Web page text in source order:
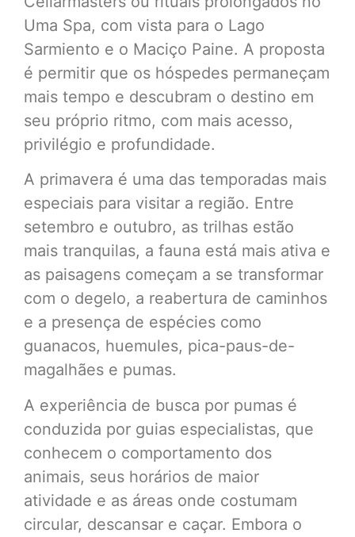
Uma Spa, com vista para o Lago
Sarmiento e o Maciço Paine. A proposta
é permitir que os hóspedes permaneçam
mais tempo e descubram o destino em
seu próprio ritmo, com mais acesso,
privilégio e profundidade.
A primavera é uma das temporadas mais
especiais para visitar a região. Entre
setembro e outubro, as trilhas estão
mais tranquilas, a fauna está mais ativa e
as paisagens começam a se transformar
com o degelo, a reabertura de caminhos
e a presença de espécies como
guanacos, huemules, pica-paus-de-
magalhães e pumas.
A experiência de busca por pumas é
conduzida por guias especialistas, que
conhecem o comportamento dos
animais, seus horários de maior
atividade e as áreas onde costumam
circular, descansar e caçar. Embora o